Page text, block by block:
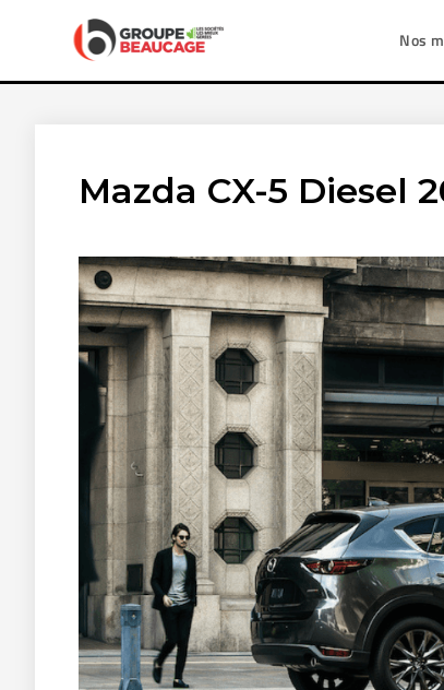
Nos
Mazda CX-5 Diesel